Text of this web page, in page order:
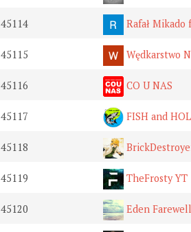
45114 Rafał Mikado
45115 Wędkarstwo
45116 CO U NAS
45117 FISH and
45118
45119 TheFrosty YT
45120 Eden Farewell